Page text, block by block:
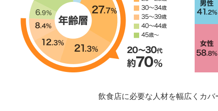
飲食店に必要な人材を幅広くカ